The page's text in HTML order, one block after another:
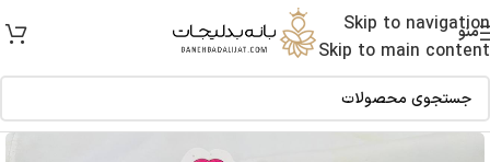
Skip to navigation
Skip to main content
منو